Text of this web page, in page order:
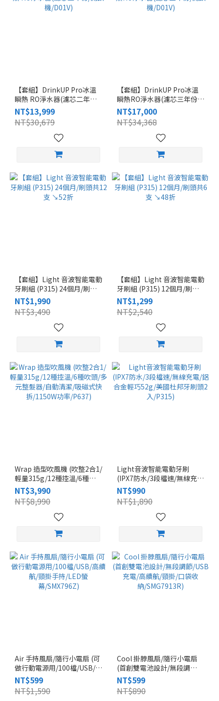
【套組】DrinkUP Pro冰溫
瞬熱 RO淨水器(濾芯二年份/
開飲機/D01V)
NT$13,999
NT$30,679
【套組】DrinkUP Pro冰溫
瞬熱RO淨水器(濾芯三年份/
開飲機/D01V)
NT$17,000
NT$34,368
【套組】Light 音波智能電動
牙刷組 (P315) 24個月/刷頭
共12支 ↘︎52折
NT$1,990
NT$3,490
【套組】Light 音波智能電動
牙刷組 (P315) 12個月/刷頭
共6支 ↘︎48折
NT$1,299
NT$2,540
Wrap 造型吹風機 (吹整2合1/
輕量315g/12種控溫/6種吹
頭/多元整髮器/自動清潔/吸
磁式快拆/1150W功率/P637)
NT$3,990
NT$8,990
Light音波智能電動牙刷
(IPX7防水/3段檔速/無線充
電/鋁合金輕巧52g/美國杜邦
牙刷頭2入/P315)
NT$990
NT$1,890
Air 手持風扇/隨行小電扇 (可
做行動電源用/100檔/USB/高
續航/頸掛手持/LED螢
幕/SMX796Z)
NT$599
NT$1,590
Cool 掛脖風扇/隨行小電扇
(首創雙電池設計/無段調
節/USB充電/高續航/頸掛/口
袋收納/SMG7913R)
NT$599
NT$890